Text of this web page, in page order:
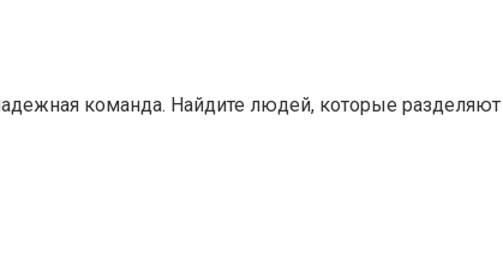
команда. Найдите людей, которые